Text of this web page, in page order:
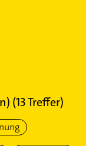
(13Treffer)